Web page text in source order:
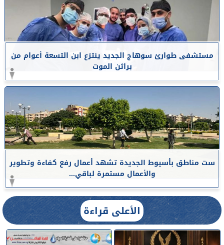
مستشفى طوارئ سوهاج الجديد ينتزع ابن التسعة أعوام من
براثن الموت
ست مناطق بأسيوط الجديدة تشهد أعمال رفع كفاءة وتطوير
والأعمال مستمرة لباقي...
الأعلى قراءة